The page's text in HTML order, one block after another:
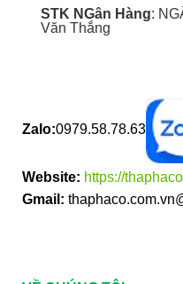
STK NGân Hàng:
Văn Thắng
Zalo:0979.58.78.63
Website: https://
Gmail: